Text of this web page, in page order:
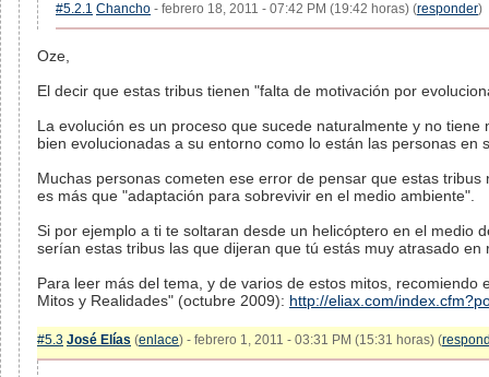
#5.2.1 Chancho - febrero 18, 2011 - 07:42 PM (19:42 horas) (responder)
Oze,
El decir que estas tribus tienen "falta de motivación por
La evolución es un proceso que sucede naturalmente y no
bien evolucionadas a su entorno como lo están las personas en
Muchas personas cometen ese error de pensar que estas
es más que "adaptación para sobrevivir en el medio ambiente".
Si por ejemplo a ti te soltaran desde un helicóptero en el medio
serían estas tribus las que dijeran que tú estás muy atrasado
Para leer más del tema, y de varios de estos mitos,
Mitos y Realidades" (octubre 2009): http://eliax.com/
#5.3 José Elías (enlace) - febrero 1, 2011 - 03:31 PM (15:31 horas) (